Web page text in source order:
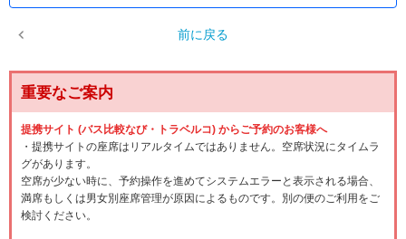
前に戻る
重要なご案内
提携サイト (バス比較なび・トラベルコ) からご予約のお客様へ
・提携サイトの座席はリアルタイムではありません。空席状況にタイムラ
グがあります。
空席が少ない時に、予約操作を進めてシステムエラーと表示される場合、
満席もしくは男女別座席管理が原因によるものです。別の便のご利用をご
検討ください。